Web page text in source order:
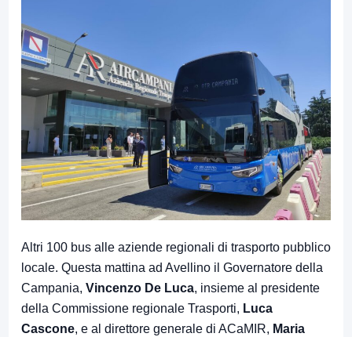
Altri 100 bus alle aziende regionali di trasporto pubblico
locale. Questa mattina ad Avellino il Governatore della
Campania, Vincenzo De Luca, insieme al presidente
della Commissione regionale Trasporti, Luca
Cascone, e al direttore generale di ACaMIR, Maria